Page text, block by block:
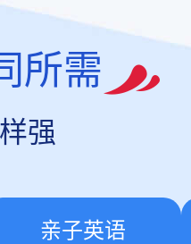
所需
强
亲子英语